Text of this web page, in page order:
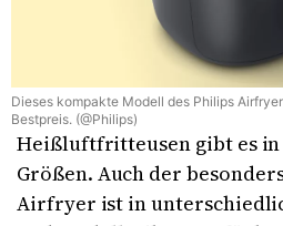
Dieses kompakte Modell des Philips
Bestpreis. (@Philips)
Heißluftfritteusen gibt es
Größen. Auch der
Airfryer ist in